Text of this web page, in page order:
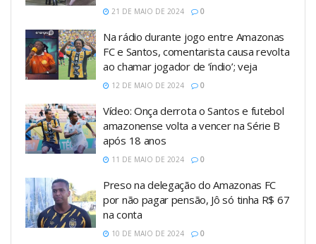
21 DE MAIO DE 2024 0
Na rádio durante jogo entre Amazonas
FC e Santos, comentarista causa revolta
ao chamar jogador de ‘índio’; veja
12 DE MAIO DE 2024 0
Vídeo: Onça derrota o Santos e futebol
amazonense volta a vencer na Série B
após 18 anos
11 DE MAIO DE 2024 0
Preso na delegação do Amazonas FC
por não pagar pensão, Jô só tinha R$ 67
na conta
10 DE MAIO DE 2024 0